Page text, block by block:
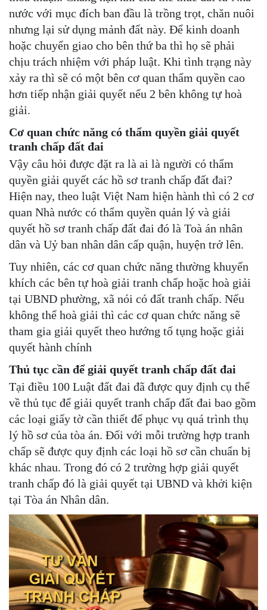
nước với mục đích ban đầu là trồng trọt, chăn nuôi
nhưng lại sử dụng mảnh đất này. Để kinh doanh
hoặc chuyển giao cho bên thứ ba thì họ sẽ phải
chịu trách nhiệm với pháp luật. Khi tình trạng này
xảy ra thì sẽ có một bên cơ quan thẩm quyền cao
hơn tiếp nhận giải quyết nếu 2 bên không tự hoà
giải.
Cơ quan chức năng có thẩm quyền giải quyết
tranh chấp đất đai
Vậy câu hỏi được đặt ra là ai là người có thẩm
quyền giải quyết các hồ sơ tranh chấp đất đai?
Hiện nay, theo luật Việt Nam hiện hành thì có 2 cơ
quan Nhà nước có thẩm quyền quản lý và giải
quyết hồ sơ tranh chấp đất đai đó là Toà án nhân
dân và Uỷ ban nhân dân cấp quận, huyện trở lên.
Tuy nhiên, các cơ quan chức năng thường khuyến
khích các bên tự hoà giải tranh chấp hoặc hoà giải
tại UBND phường, xã nói có đất tranh chấp. Nếu
không thể hoà giải thì các cơ quan chức năng sẽ
tham gia giải quyết theo hướng tố tụng hoặc giải
quyết hành chính
Thủ tục cần để giải quyết tranh chấp đất đai
Tại điều 100 Luật đất đai đã được quy định cụ thể
về thủ tục để giải quyết tranh chấp đất đai bao gồm
các loại giấy tờ cần thiết để phục vụ quá trình thụ
lý hồ sơ của tòa án. Đối với mỗi trường hợp tranh
chấp sẽ được quy định các loại hồ sơ cần chuẩn bị
khác nhau. Trong đó có 2 trường hợp giải quyết
tranh chấp đó là giải quyết tại UBND và khởi kiện
tại Tòa án Nhân dân.